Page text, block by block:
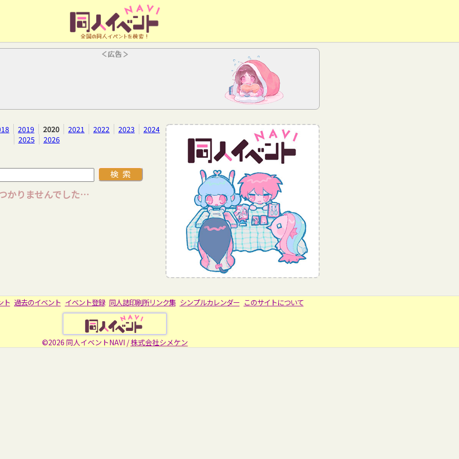
全国の同人イベントを検索！
＜広告＞
2019 2020 2021 2022 2023
2024
2025
2026
かりませんでした…
ト 過去のイベント イベント登録 同人誌印刷所リンク集 シンプルカレンダー このサイトについて
©2026 同人イベントNAVI /株式会社シメケン